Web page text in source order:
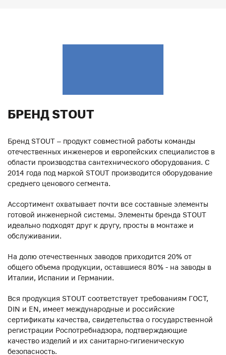
БРЕНД STOUT
Бренд STOUT – продукт совместной работы команды
отечественных инженеров и европейских специалистов в
области производства сантехнического оборудования. С
2014 года под маркой STOUT производится оборудование
среднего ценового сегмента.
Ассортимент охватывает почти все составные элементы
готовой инженерной системы. Элементы бренда STOUT
идеально подходят друг к другу, просты в монтаже и
обслуживании.
На долю отечественных заводов приходится 20% от
общего объема продукции, оставшиеся 80% - на заводы в
Италии, Испании и Германии.
Вся продукция STOUT соответствует требованиям ГОСТ,
DIN и EN, имеет международные и российские
сертификаты качества, свидетельства о государственной
регистрации Роспотребнадзора, подтверждающие
качество изделий и их санитарно-гигиеническую
безопасность.